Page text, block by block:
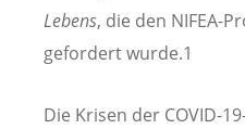
Lebens, die den NIFEA-
gefordert wurde.1
Die Krisen der COVID-